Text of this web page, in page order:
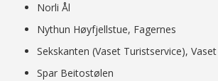
Norli Ål
Nythun Høyfjellstue, Fagernes
Sekskanten (Vaset Turistservice), Vaset
Spar Beitostølen